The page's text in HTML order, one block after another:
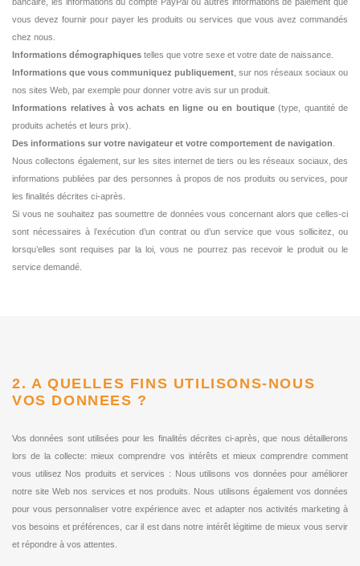
vous devez fournir pour payer les produits ou services que vous avez commandés
chez nous.
Informations démographiques telles que votre sexe et votre date de naissance.
Informations que vous communiquez publiquement , sur nos réseaux sociaux ou
nos sites Web, par exemple pour donner votre avis sur un produit.
Informations relatives à vos achats en ligne ou en boutique (type, quantité de
produits achetés et leurs prix).
Des informations sur votre navigateur et votre comportement de navigation
Nous collectons également, sur les sites internet de tiers ou les réseaux sociaux, des
informations publiées par des personnes à propos de nos produits ou services, pour
les finalités décrites ci-après.
Si vous ne souhaitez pas soumettre de données vous concernant alors que celles-ci
sont nécessaires à l’exécution d’un contrat ou d’un service que vous sollicitez, ou
lorsqu’elles sont requises par la loi, vous ne pourrez pas recevoir le produit ou le
service demandé.
2. A QUELLES FINS UTILISONS-NOUS
VOS DONNEES ?
Vos données sont utilisées pour les finalités décrites ci-après, que nous détaillerons
lors de la collecte: mieux comprendre vos intérêts et mieux comprendre comment
vous utilisez Nos produits et services : Nous utilisons vos données pour améliorer
notre site Web nos services et nos produits. Nous utilisons également vos données
pour vous personnaliser votre expérience avec et adapter nos activités marketing à
vos besoins et préférences, car il est dans notre intérêt légitime de mieux vous servir
et répondre à vos attentes.